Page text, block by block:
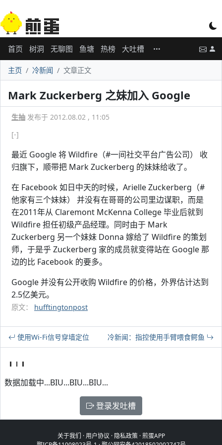
首页 树洞 无聊图 鱼塘 热榜 大吐槽
主页 冷新闻 文章正文
Mark Zuckerberg 之妹加入 Google
生抽 发布于 2012.08.02 , 11:05
[-]
最近 Google 将 Wildfire（#一间社交平台广告公司） 收
归旗下，顺带把 Mark Zuckerberg 的妹妹给收了。
在 Facebook 如日中天的时候，Arielle Zuckerberg（#
他家有三个妹妹） 并没有在哥哥的公司里边谋职，而是
在2011年从 Claremont McKenna College 毕业后就到
Wildfire 担任初级产品经理。同时由于 Mark
Zuckerberg 另一个妹妹 Donna 嫁给了 Wildfire 的策划
师，于是乎 Zuckerberg 家的成员就变得站在 Google 那
边的比 Facebook 的要多。
Google 并没有公开收购 Wildfire 的价格，外界估计达到
2.5亿美元。
原文： hufftingtonpost
使用Wi-Fi信号穿墙定位 冷新闻：指控使用手臂喂食鳄鱼
数据加载中...BIU...BIU...BIU...
登录发吐槽
关于我们 ·用户协议 · 隐私政策·煎蛋APP